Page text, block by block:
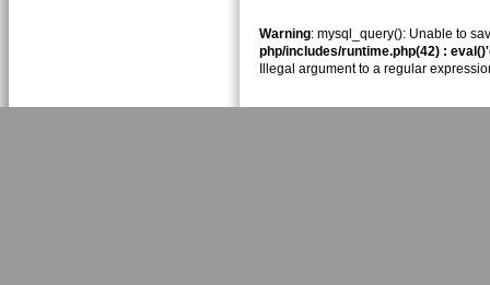
Warning: mysql_query(): Unable to
php/includes/runtime.php(42) :
Illegal argument to a regular